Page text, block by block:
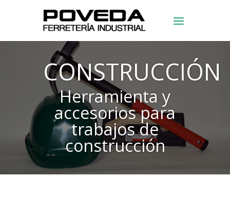
CONSTRUCCIÓN
Herramienta y
accesorios para
trabajos de
construcción